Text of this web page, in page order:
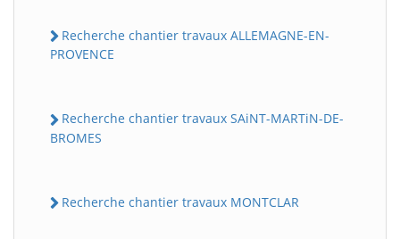
Recherche chantier travaux ALLEMAGNE-EN-
PROVENCE
Recherche chantier travaux SAiNT-MARTiN-DE-
BROMES
Recherche chantier travaux MONTCLAR